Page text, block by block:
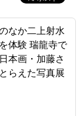
なか二上射水
体験 瑞龍寺で
本画・加藤さ
らえた写真展